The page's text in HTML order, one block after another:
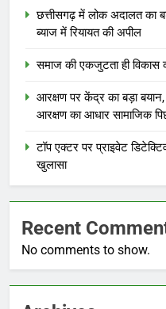
छत्तीसगढ़ में लोक अदालत का
ब्याज में रियायत की अपील
समाज की एकजुटता ही
आरक्षण पर केंद्र का बड़ा
आरक्षण का आधार सामाजिक
टॉप एक्टर पर प्राइवेट
खुलासा
Recent
No comments to show.